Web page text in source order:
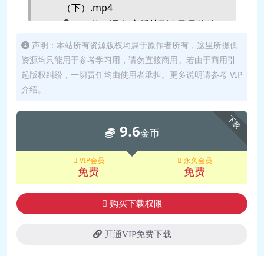
（下）.mp4
🎥 7、第四课 好主播找到自己风格的7
大维度.mp4
声明：本站所有资源版权均属于原作者所有，这里所提供
资源均只能用于参考学习用，请勿直接商用。若由于商用引
起版权纠纷，一切责任均由使用者承担。更多说明请参考 VIP
介绍。
下载
9.6金币
VIP会员
免费
永久会员
免费
购买下载权限
开通VIP免费下载